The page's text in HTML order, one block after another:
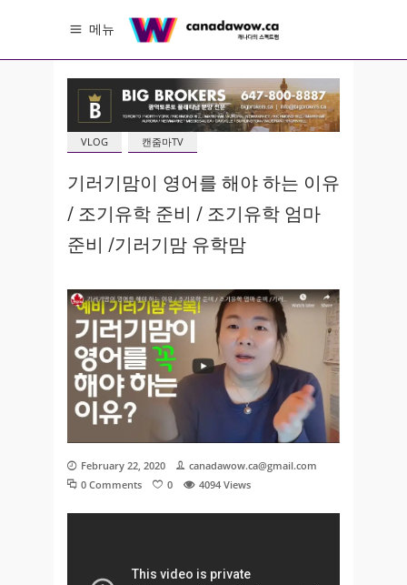
메뉴
VLOG 캔줌마TV
기러기맘이 영어를 해야 하는 이유
/ 조기유학 준비 / 조기유학 엄마
준비 /기러기맘 유학맘
February 22, 2020
canadawow.ca@gmail.com
0 Comments
0 4094 Views